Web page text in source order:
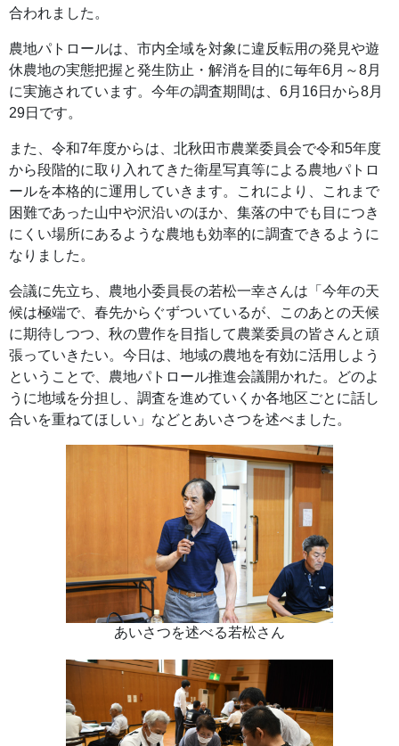
合われました。
農地パトロールは、市内全域を対象に違反転用の発見や遊
休農地の実態把握と発生防止・解消を目的に毎年6月～8月
に実施されています。今年の調査期間は、6月16日から8月
29日です。
また、令和7年度からは、北秋田市農業委員会で令和5年度
から段階的に取り入れてきた衛星写真等による農地パトロ
ールを本格的に運用していきます。これにより、これまで
困難であった山中や沢沿いのほか、集落の中でも目につき
にくい場所にあるような農地も効率的に調査できるように
なりました。
会議に先立ち、農地小委員長の若松一幸さんは「今年の天
候は極端で、春先からぐずついているが、このあとの天候
に期待しつつ、秋の豊作を目指して農業委員の皆さんと頑
張っていきたい。今日は、地域の農地を有効に活用しよう
ということで、農地パトロール推進会議開かれた。どのよ
うに地域を分担し、調査を進めていくか各地区ごとに話し
合いを重ねてほしい」などとあいさつを述べました。
あいさつを述べる若松さん